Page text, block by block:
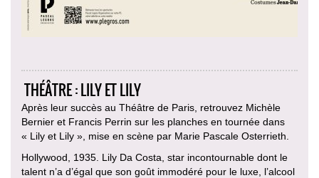
THÉÂTRE : LILY ET LILY
Après leur succès au Théâtre de Paris, retrouvez Michèle
Bernier et Francis Perrin sur les planches en tournée dans
« Lily et Lily », mise en scène par Marie Pascale Osterrieth.
Hollywood, 1935. Lily Da Costa, star incontournable dont le
talent n’a d’égal que son goût immodéré pour le luxe, l’alcool